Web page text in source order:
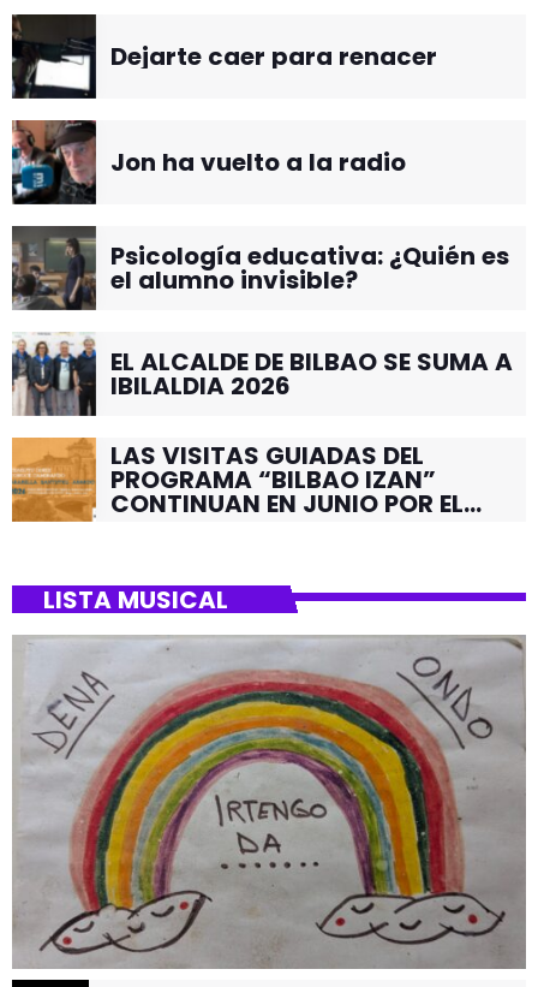
Dejarte caer para renacer
Jon ha vuelto a la radio
Psicología educativa: ¿Quién es
el alumno invisible?
EL ALCALDE DE BILBAO SE SUMA A
IBILALDIA 2026
LAS VISITAS GUIADAS DEL
PROGRAMA “BILBAO IZAN”
CONTINUAN EN JUNIO POR EL
LISTA MUSICAL